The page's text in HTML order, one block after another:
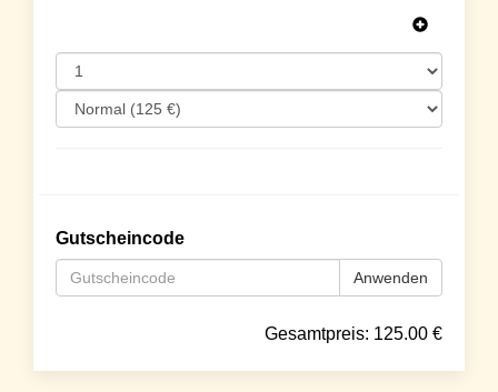
Gutscheincode
Anwenden
Gesamtpreis: 125.00 €